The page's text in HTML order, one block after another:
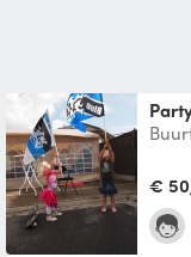
te
€